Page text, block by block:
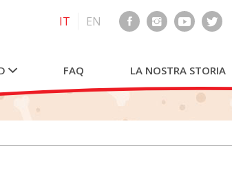
IT EN
FAQ LA NOSTRA STORIA